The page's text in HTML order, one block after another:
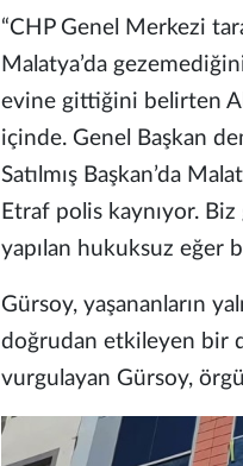
“CHP Genel Merkezi
Malatya’da
evine gittiğini belirten
içinde. Genel Başkan
Satılmış Başkan’da
Etraf polis kaynıyor. Biz
yapılan hukuksuz eğer
Gürsoy, yaşananların
doğrudan etkileyen bir
vurgulayan Gürsoy,